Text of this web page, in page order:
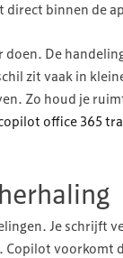
binnen de
doen. De
zit vaak in
Zo houd je
office 365
Je schrijft
Copilot